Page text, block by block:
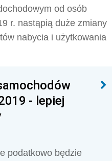
od osób
r. nastąpią duże zmiany
nabycia i użytkowania
- lepiej
podatkowo będzie